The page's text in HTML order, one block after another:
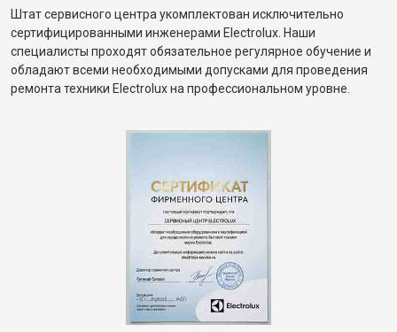
Штат сервисного центра укомплектован исключительно
сертифицированными инженерами Electrolux. Наши
специалисты проходят обязательное регулярное обучение и
обладают всеми необходимыми допусками для проведения
ремонта техники Electrolux на профессиональном уровне.